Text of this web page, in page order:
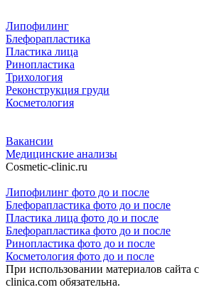
Липофилинг
Блефорапластика
Пластика лица
Ринопластика
Трихология
Реконструкция груди
Косметология
Вакансии
Медицинские анализы
Cosmetic-clinic.ru
Липофилинг фото до и после
Блефорапластика фото до и после
Пластика лица фото до и после
Блефорапластика фото до и после
Ринопластика фото до и после
Косметология фото до и после
При использовании материалов сайта
clinica.com обязательна.